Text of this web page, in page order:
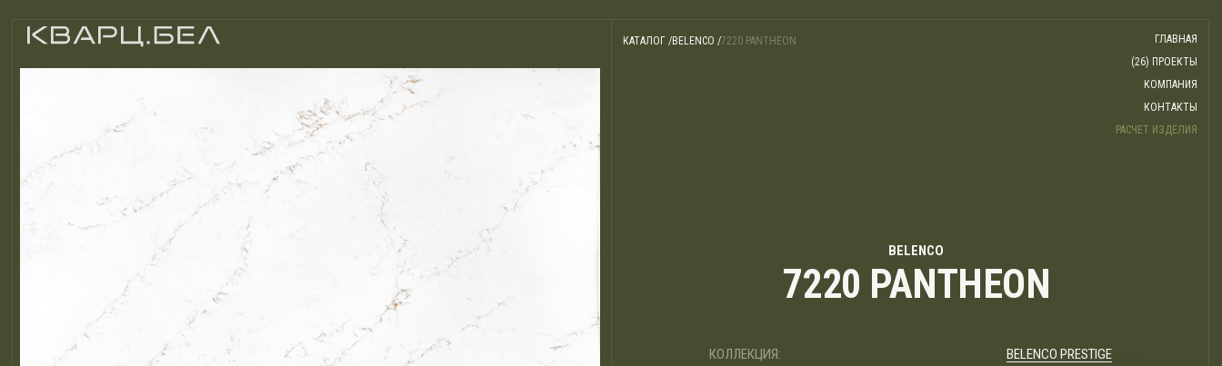
7220 PANTHEON
BELENCO
КОЛЛЕКЦИЯ:
BELENCO PRESTIGE
КАТАЛОГ /
ГЛАВНАЯ
(26) ПРОЕКТЫ
КОМПАНИЯ
КОНТАКТЫ
РАСЧЕТ ИЗДЕЛИЯ
BELENCO /7220 PANTHEON